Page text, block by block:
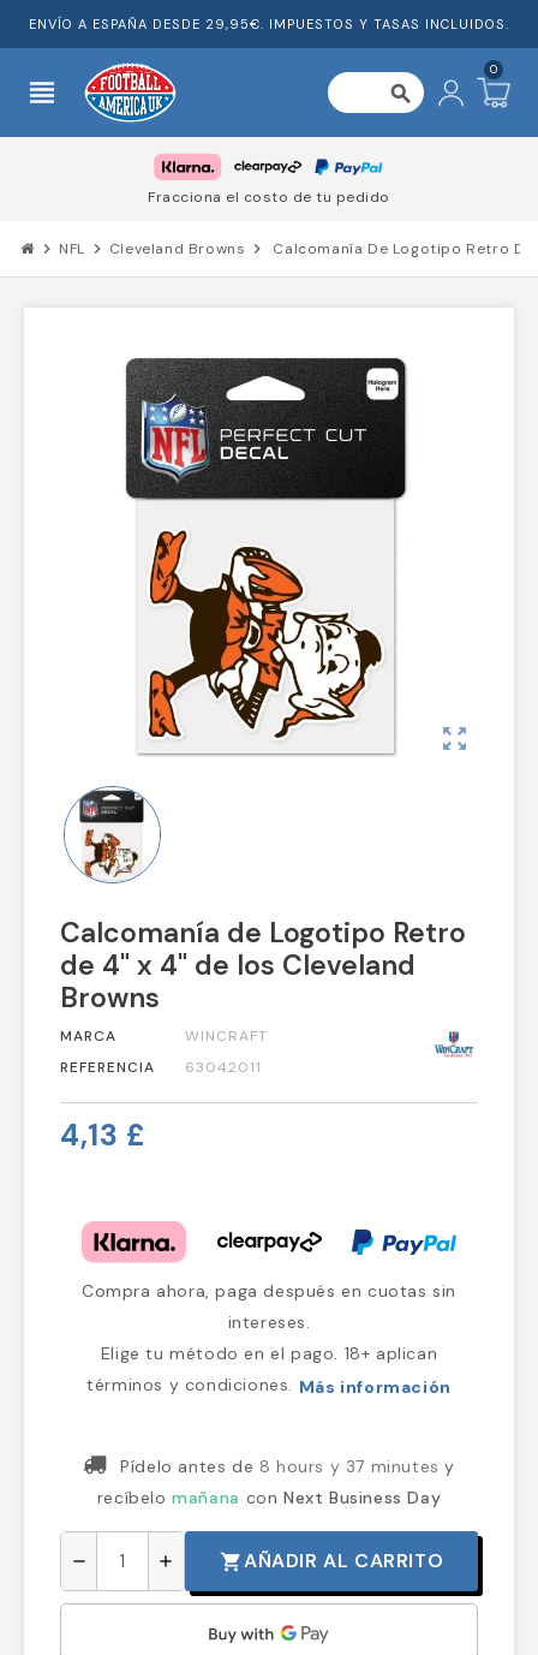
ENVÍO A ESPAÑA DESDE 29,95€. IMPUESTOS Y TASAS INCLUIDOS.
view_headline search
0
Fracciona el costo de tu pedido
chevron_right NFL chevron_right Cleveland Browns chevron_right Calcomanía De Logotipo Retro
zoom_out_map
Calcomanía de Logotipo Retro
de 4" x 4" de los Cleveland
Browns
MARCA
WINCRAFT
REFERENCIA
63042011
4,13 £
Compra ahora, paga después en cuotas sin
intereses.
Elige tu método en el pago. 18+ aplican
términos y condiciones. Más información
Pídelo antes de 8 hours y 37 minutesy
recíbelomañana con Next Business Day
remove add shopping_cartAÑADIR AL CARRITO